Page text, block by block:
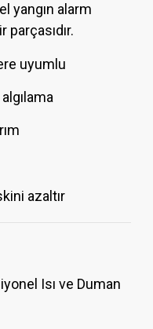
yangın alarm
uyumlu
azaltır
Isı ve Duman